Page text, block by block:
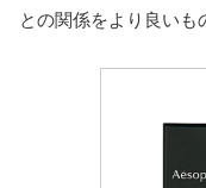
との関係をより良いも